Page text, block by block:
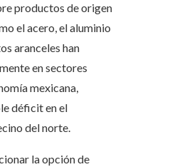
productos de origen
el acero, el aluminio
aranceles han
en sectores
mexicana,
déficit en el
del norte.
la opción de